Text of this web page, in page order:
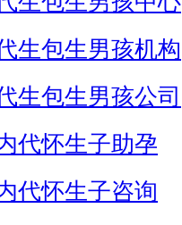
生包生男孩机构
生包生男孩公司
代怀生子助孕
代怀生子咨询